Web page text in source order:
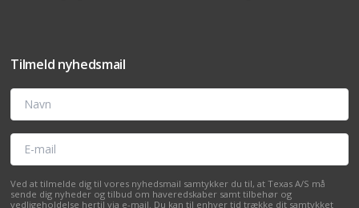
Tilmeld nyhedsmail
Navn
E-mail
Ved at tilmelde dig til vores nyhedsmail samtykker du til, at Texas A/S må
sende dig nyheder og tilbud om haveredskaber samt tilbehør og
vedligeholdelse hertil via e-mail. Du kan til enhver tid trække dit samtykket